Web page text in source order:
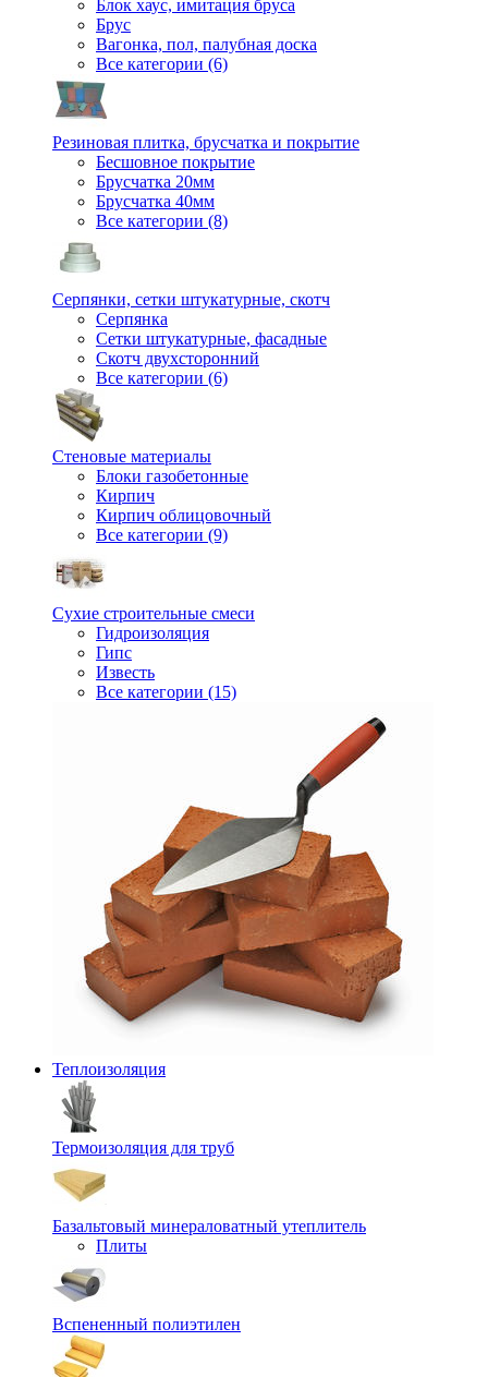
Блок хаус, имитация бруса
Брус
Вагонка, пол, палубная доска
Все категории (6)
Резиновая плитка, брусчатка и покрытие
Бесшовное покрытие
Брусчатка 20мм
Брусчатка 40мм
Все категории (8)
Серпянки, сетки штукатурные, скотч
Серпянка
Сетки штукатурные, фасадные
Скотч двухсторонний
Все категории (6)
Стеновые материалы
Блоки газобетонные
Кирпич
Кирпич облицовочный
Все категории (9)
Сухие строительные смеси
Гидроизоляция
Гипс
Известь
Все категории (15)
Теплоизоляция
Термоизоляция для труб
Базальтовый минераловатный утеплитель
Плиты
Вспененный полиэтилен